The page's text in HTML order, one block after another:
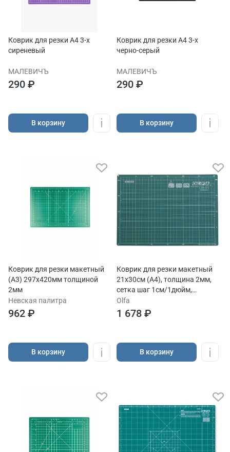
Коврик для резки А4 3-x
сиреневый
МАЛЕВИЧЪ
290 ₽
В корзину
Коврик для резки А4 3-x
черно-серый
МАЛЕВИЧЪ
290 ₽
В корзину
Коврик для резки макетный
(А3) 297х420мм толщиной
2мм
Невская палитра
962 ₽
В корзину
Коврик для резки макетный
21х30см (А4), толщина 2мм,
сетка шаг 1см/1дюйм,
зеленый
Olfa
1 678 ₽
В корзину